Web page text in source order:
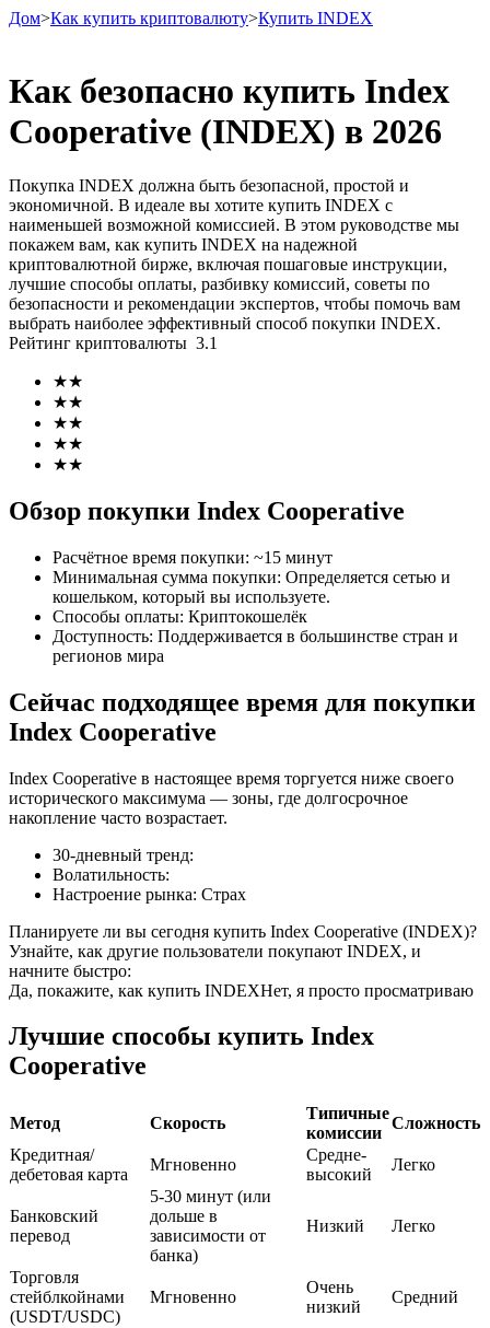
Фьючерсы
USDT-фьючерсы
Фьючерсы с использованием USDT в качестве
обеспечения
Фьючерсы на COIN-M
Криптовалютные фьючерсы
TradFi
Деривативы на акции, форекс, драгоценные металлы и
сырьевые товары
USDC фьючерсы
Фьючерсы с использованием USDC в качестве
обеспечения
Копирование торговли
Дом>Как купить криптовалюту>Купить INDEX
Как безопасно купить Index
Cooperative (INDEX) в 2026
Покупка INDEX должна быть безопасной, простой и
экономичной. В идеале вы хотите купить INDEX с
наименьшей возможной комиссией. В этом руководстве мы
покажем вам, как купить INDEX на надежной
криптовалютной бирже, включая пошаговые инструкции,
лучшие способы оплаты, разбивку комиссий, советы по
безопасности и рекомендации экспертов, чтобы помочь вам
выбрать наиболее эффективный способ покупки INDEX.
Рейтинг криптовалюты 3.1
★★
★★
★★
★★
★★
Обзор покупки Index Cooperative
Расчётное время покупки: ~15 минут
Минимальная сумма покупки: Определяется сетью и
кошельком, который вы используете.
Способы оплаты: Криптокошелёк
Доступность: Поддерживается в большинстве стран и
регионов мира
Сейчас подходящее время для покупки
Index Cooperative
Index Cooperative в настоящее время торгуется ниже своего
исторического максимума — зоны, где долгосрочное
накопление часто возрастает.
30-дневный тренд:
Волатильность:
Настроение рынка: Страх
Планируете ли вы сегодня купить Index Cooperative (INDEX)?
Узнайте, как другие пользователи покупают INDEX, и
начните быстро:
Да, покажите, как купить INDEXНет, я просто просматриваю
Лучшие способы купить Index
Cooperative
Метод Скорость
Типичные
комиссии
Сложность
Кредитная/
дебетовая карта
Мгновенно
Средне-
высокий
Легко
Банковский
перевод
5-30 минут (или
дольше в
зависимости от
банка)
Низкий Легко
Торговля
стейблкойнами
(USDT/USDC)
Мгновенно
Очень
низкий
Средний